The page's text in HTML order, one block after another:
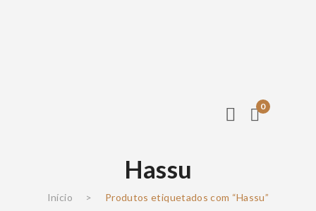
0
Hassu
Início > Produtos etiquetados com “Hassu”